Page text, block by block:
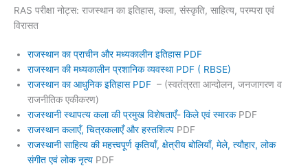
RAS परीक्षा नोट्स: राजस्थान का इतिहास, कला, संस्कृति, साहित्य, परम्परा एवं
विरासत
राजस्थान का प्राचीन और मध्यकालीन इतिहास PDF
राजस्थान की मध्यकालीन प्रशानिक व्यवस्था PDF ( RBSE)
राजस्थान का आधुनिक इतिहास PDF – (स्वतंत्रता आन्दोलन, जनजागरण व
राजनीतिक एकीकरण)
राजस्थानी स्थापत्य कला की प्रमुख विशेषताएँ- किले एवं स्मारकPDF
राजस्थान कलाएँ, चित्रकलाएँ और हस्तशिल्प PDF
राजस्थानी साहित्य की महत्त्वपूर्ण कृतियाँ, क्षेत्रीय बोलियाँ, मेले, त्यौहार, लोक
संगीत एवं लोक नृत्य PDF